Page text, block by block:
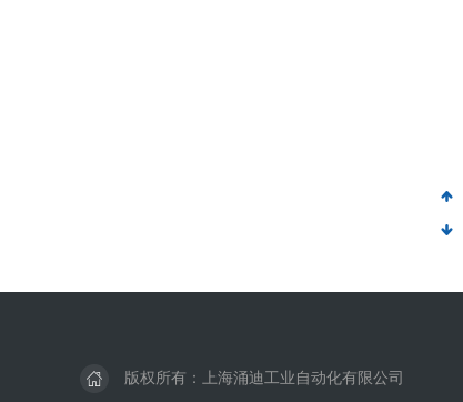
版权所有：上海涌迪工业自动化有限公司